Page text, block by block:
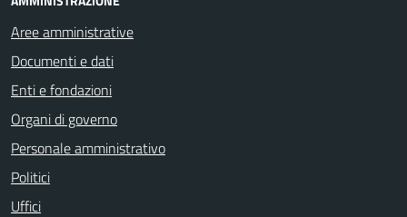
Aree amministrative
Documenti e dati
Enti e fondazioni
Organi di governo
Personale amministrativo
Politici
Uffici